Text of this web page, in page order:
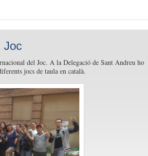
Joc
del Joc. A la Delegació de Sant Andreu ho
jocs de taula en català.